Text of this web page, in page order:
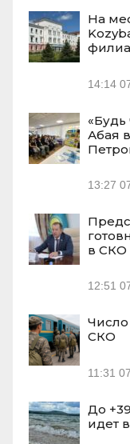
На
14:14
Абая
13:27
в СКО
12:51
Число
СКО
11:31
До
идет